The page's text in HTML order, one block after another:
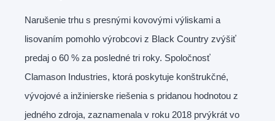
Narušenie trhu s presnými kovovými výliskami a
lisovaním pomohlo výrobcovi z Black Country zvýšiť
predaj o 60 % za posledné tri roky. Spoločnosť
Clamason Industries, ktorá poskytuje konštrukčné,
vývojové a inžinierske riešenia s pridanou hodnotou z
jedného zdroja, zaznamenala v roku 2018 prvýkrát vo